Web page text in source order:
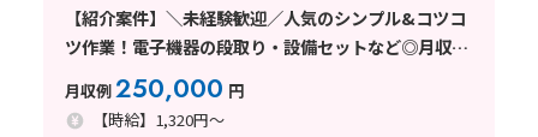
【紹介案件】＼未経験歓迎／人気のシンプル&コツコ
ツ作業！電子機器の段取り・設備セットなど◎月収25
月収例250,000 円
【時給】1,320円～